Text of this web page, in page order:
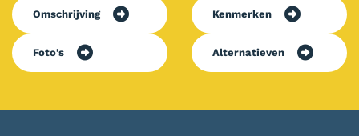
Omschrijving Kenmerken
Foto's Alternatieven